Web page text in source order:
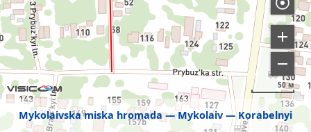
Mykolaivska miska hromada Mykolaiv Korabelnyi
50 м